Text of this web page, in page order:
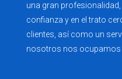
una gran
confianza y en el trato
clientes, así como un
nosotros nos ocupamos